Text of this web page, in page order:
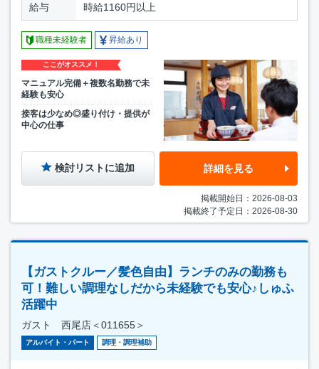
給与 時給1160円以上
職種未経験者 昇給あり
ここがオススメ！
マニュアル完備＋複数名勤務で未
経験も安心
接客は少なめ◎盛り付け・提供が
中心の仕事
検討リストに追加 詳細を見る
掲載開始日：2026-08-03
掲載終了予定日：2026-08-30
【ガストクルー／髪色自由】ランチのみの勤務も
可！難しい調理なしだから未経験でも安心♪しゅふ
活躍中
ガスト 西尾店＜011655＞
アルバイト・パート 調理・調理補助